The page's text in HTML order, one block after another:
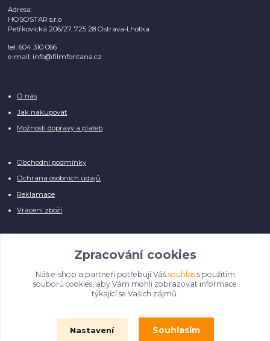
Adresa:
HOSOSTAR s.r.o
Petřkovická 206/27, 725 28 Ostrava-Lhotka
tel: 604 310 066
e-mail: info@filmfontana.cz
O nás
Jak nakupovat
Možnosti dopravy a plateb
Obchodní podmínky
Ochrana osobních údajů
Reklamace
Vrácení zboží
Manuálně pro Vás kontrolujeme každý produkt, přesto se může stát, že u
několika z nich je vyobrazen pouze obrázek informativního charakteru.
Omlouváme se, na úpravě databáze pilně pracujeme.
Zpracování cookies
Náš e-shop a partneři potřebují Váš souhlass použitím
souborů cookies, aby Vám mohli zobrazovat informace
týkající se Vašich zájmů.
Nastavení Souhlasím